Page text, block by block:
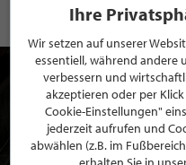
Ihre
Wir setzen auf unserer
essentiell, während andere
verbessern und
akzeptieren oder per
Cookie-Einstellungen"
jederzeit aufrufen und
abwählen (z.B. im